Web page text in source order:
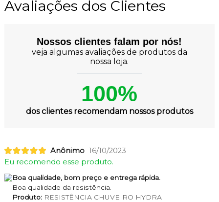
Avaliações dos Clientes
Nossos clientes falam por nós!
veja algumas avaliações de produtos da
nossa loja.
100%
dos clientes recomendam nossos produtos
Anônimo 16/10/2023
Eu recomendo esse produto.
Boa qualidade, bom preço e entrega rápida.
Boa qualidade da resistência.
Produto:RESISTÊNCIA CHUVEIRO HYDRA